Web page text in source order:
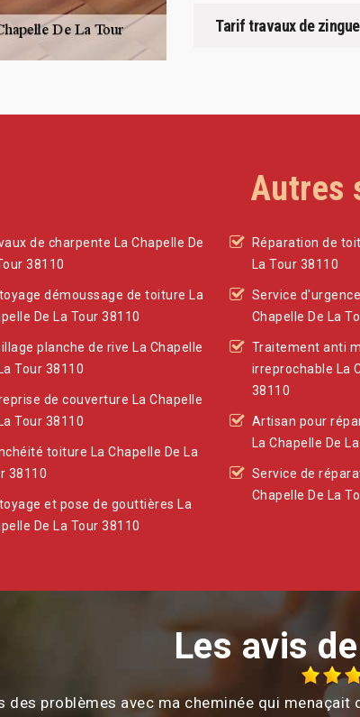
Tarif travaux de
Autres
de charpente La Chapelle De
38110
démoussage de toiture La
De La Tour 38110
planche de rive La Chapelle
Tour 38110
de couverture La Chapelle
Tour 38110
toiture La Chapelle De La
38110
et pose de gouttières La
De La Tour 38110
Réparation de
La Tour 38110
Service
Chapelle De La
Traitement anti
irreprochable La
38110
Artisan pour
La Chapelle De
Service de
Chapelle De La
Les avis
des problèmes avec ma cheminée qui